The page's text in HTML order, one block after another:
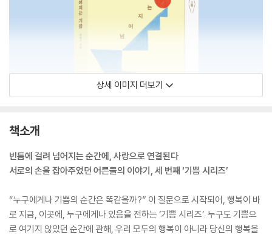
상세 이미지 더보기
책소개
빈틈에 걸려 넘어지는 순간에, 사랑으로 연결된다
서로의 손을 잡아주었던 어른들의 이야기, 세 번째 ‘기쁨 시리즈’
“누구에게나 기쁨의 순간은 똑같을까?” 이 질문으로 시작되어, 행복이 바
로 지금, 이곳에, 누구에게나 있음을 전하는 ‘기쁨 시리즈’. 누구도 기쁨으
로 여기지 않았던 순간에 관해, 우리 모두의 행복이 아니라 당신의 행복을